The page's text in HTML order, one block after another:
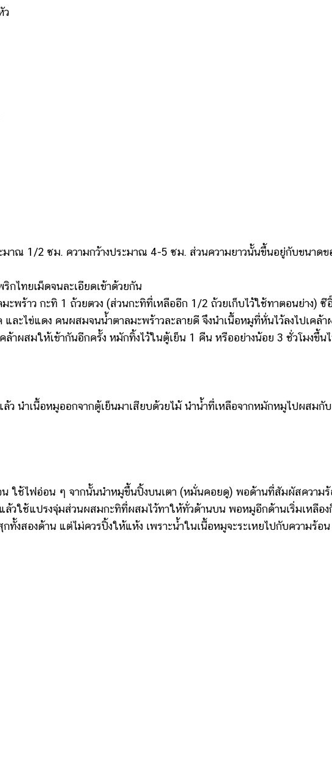
ว
ณ 1/2 ซม. ความกว้างประมาณ 4-5 ซม. ส่วนความยาวนั้นขึ้นอยู่กับขนาดข
ไทยเม็ดจนละเอียดเข้าด้วยกัน
พร้าว กะทิ 1 ถ้วยตวง (ส่วนกะทิที่เหลืออีก 1/2 ถ้วยเก็บไว้ใช้ทาตอนย่าง) ซี
และไข่แดง คนผสมจนน้ำตาลมะพร้าวละลายดี จึงนำเนื้อหมูที่หั่นไว้ลงไปเคล้
าผสมให้เข้ากันอีกครั้ง หมักทิ้งไว้ในตู้เย็น 1 คืน หรืออย่างน้อย 3 ชั่วโมงขึ้น
ว นำเนื้อหมูออกจากตู้เย็นมาเสียบด้วยไม้ นำน้ำที่เหลือจากหมักหมูไปผสมกับ
ใช้ไฟอ่อน ๆ จากนั้นนำหมูขึ้นปิ้งบนเตา (หมั่นคอยดู) พอด้านที่สัมผัสความ
ล้วใช้แปรงจุ่มส่วนผสมกะทิที่ผสมไว้ทาให้ทั่วด้านบน พอหมูอีกด้านเริ่มเหลือง
งสองด้าน แต่ไม่ควรปิ้งให้แห้ง เพราะน้ำในเนื้อหมูจะระเหยไปกับความร้อน